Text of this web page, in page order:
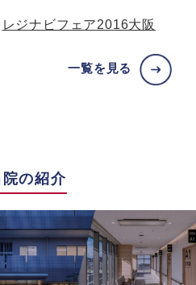
レジナビフェア2016大阪
一覧を見る
院の紹介